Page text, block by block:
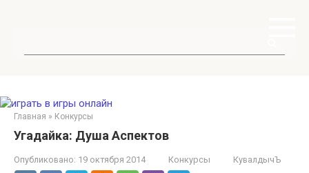
Главная » Конкурсы
Угадайка: Душа Аспектов
Опубликовано: 19 октября 2014 Конкурсы КувалдычЪ